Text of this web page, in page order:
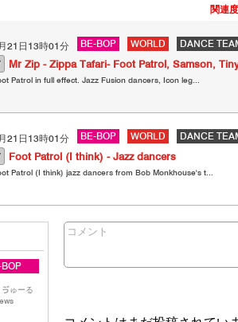
関連度
21日13時01分 BE-BOP WORLD DANCE
Mr Zip - Zippa Tafari- Foot Patrol, Samson,
Patrol in full effect. Jazz Fusion dancers, Icon leg...
21日13時01分 BE-BOP WORLD DANCE
Foot Patrol (I think) - Jazz dancers
Patrol (I think) jazz dancers from Bob Monkhouse's t...
ゅーる
コメント